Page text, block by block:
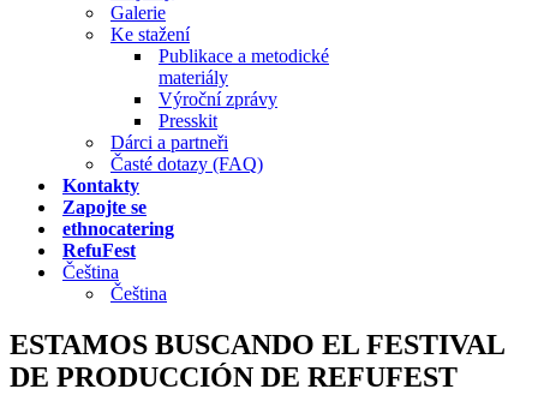
Galerie
Ke stažení
Publikace a metodické
materiály
Výroční zprávy
Presskit
Dárci a partneři
Časté dotazy (FAQ)
Kontakty
Zapojte se
ethnocatering
RefuFest
Čeština
Čeština
ESTAMOS BUSCANDO EL FESTIVAL
DE PRODUCCIÓN DE REFUFEST